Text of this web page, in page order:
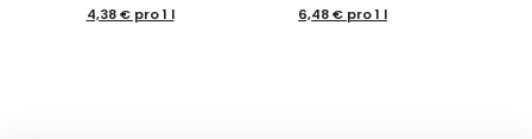
4,38 € pro 1 l 6,48 € pro 1 l